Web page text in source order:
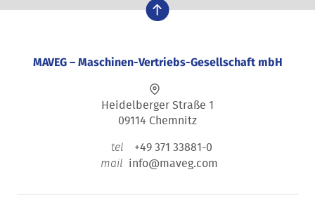
nach oben
MAVEG – Maschinen-Vertriebs-Gesellschaft mbH
Heidelberger Straße 1
09114 Chemnitz
tel +49 371 33881-0
mail info@maveg.com